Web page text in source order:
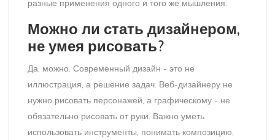
разные применения одного и того же мышления.
Можно ли стать дизайнером,
не умея рисовать?
Да, можно. Современный дизайн - это не
иллюстрация, а решение задач. Веб-дизайнеру не
нужно рисовать персонажей, а графическому - не
обязательно рисовать от руки. Важно уметь
использовать инструменты, понимать композицию,